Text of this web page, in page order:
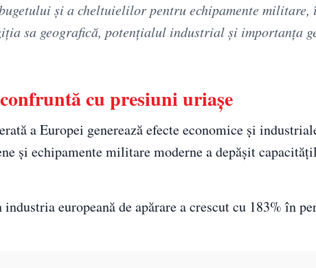
și a cheltuielilor pentru echipamente militare,
sa geografică, potențialul industrial și importanța
cu presiuni uriașe
a Europei generează efecte economice și
și echipamente militare moderne a depășit
europeană de apărare a crescut cu 183% în